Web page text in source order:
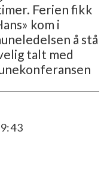
Ferien fikk
kom i
å stå
talt med